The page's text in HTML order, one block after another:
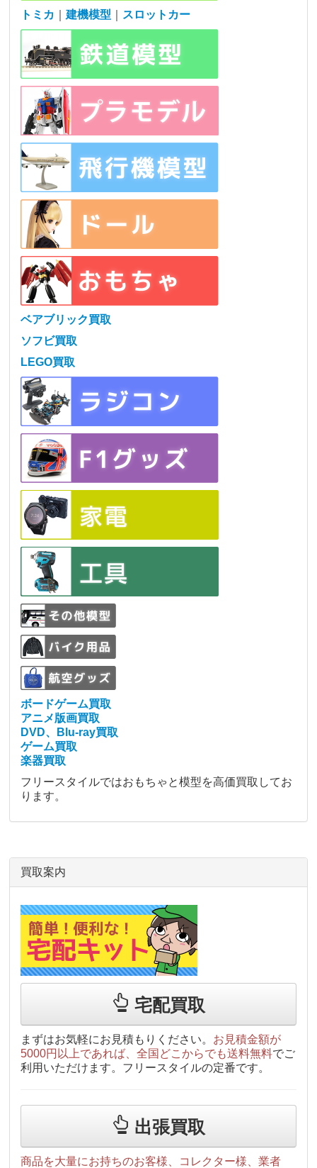
トミカ ｜建機模型 スロットカー
ベアブリック買取
ソフビ買取
LEGO買取
ボードゲーム買取
アニメ版画買取
DVD、Blu-ray買取
ゲーム買取
楽器買取
フリースタイルではおもちゃと模型を高価買取してお
ります。
買取案内
宅配買取
まずはお気軽にお見積もりください。 お見積金額が
5000円以上であれば、全国どこからでも送料無料でご
利用いただけます。フリースタイルの定番です。
出張買取
商品を大量にお持ちのお客様、コレクター様、業者